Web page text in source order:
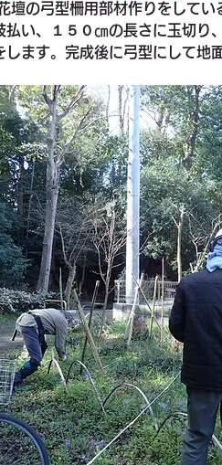
壇の弓型柵用部材作りをしてい
払い、１５０㎝の長さに玉切り
します。完成後に弓型にして地